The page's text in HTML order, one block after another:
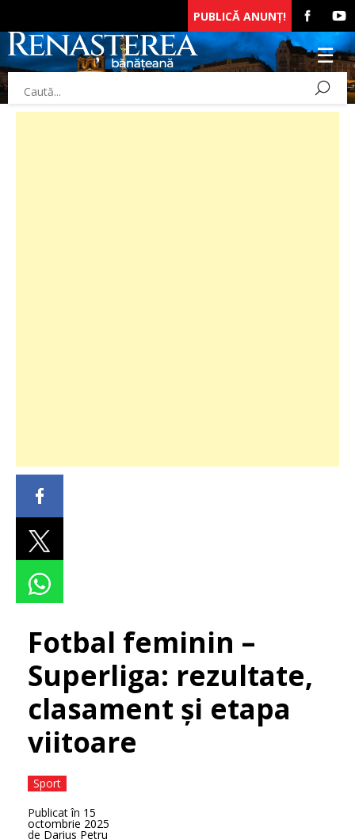
PUBLICĂ ANUNȚ!
Fotbal feminin –
Superliga: rezultate,
clasament și etapa
viitoare
Sport
Publicat în 15
octombrie 2025
de Darius Petru